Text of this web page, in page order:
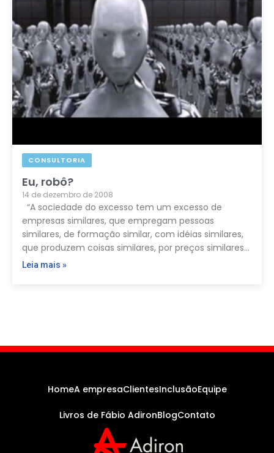
CONSULTORIA
Eu, robô?
14 de dezembro de 2008
“A sociedade do excesso tem um excesso de
empresas similares, que empregam pessoas
similares, de formação similar, com idéias similares,
que produzem coisas similares, por preços similares…
Leia mais »
HomeA empresaClientesInclusãoEquipe
Livros de Fábio AdironBlogContato